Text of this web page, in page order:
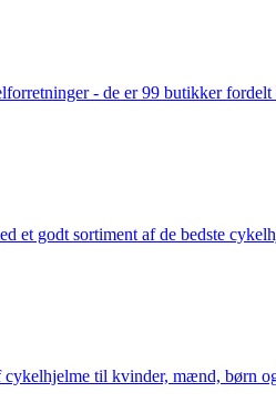
- de er 99 butikker
et godt sortiment af de bedste
til kvinder, mænd, børn